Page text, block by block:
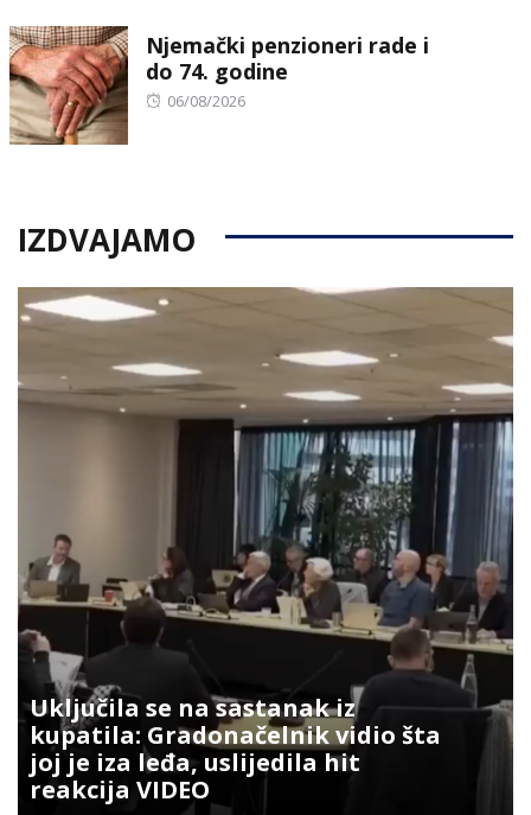
Njemački penzioneri rade i
do 74. godine
Posted
06/08/2026
IZDVAJAMO
Uključila se na sastanak iz
kupatila: Gradonačelnik vidio šta
joj je iza leđa, uslijedila hit
reakcija VIDEO